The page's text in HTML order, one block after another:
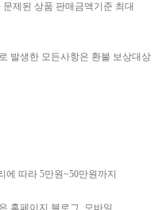
제된 상품 판매금액기준 최대
발생한 모든사항은 환불 보상대상
따라 5만원~50만원까지
홈페이지.블로그 .모바일